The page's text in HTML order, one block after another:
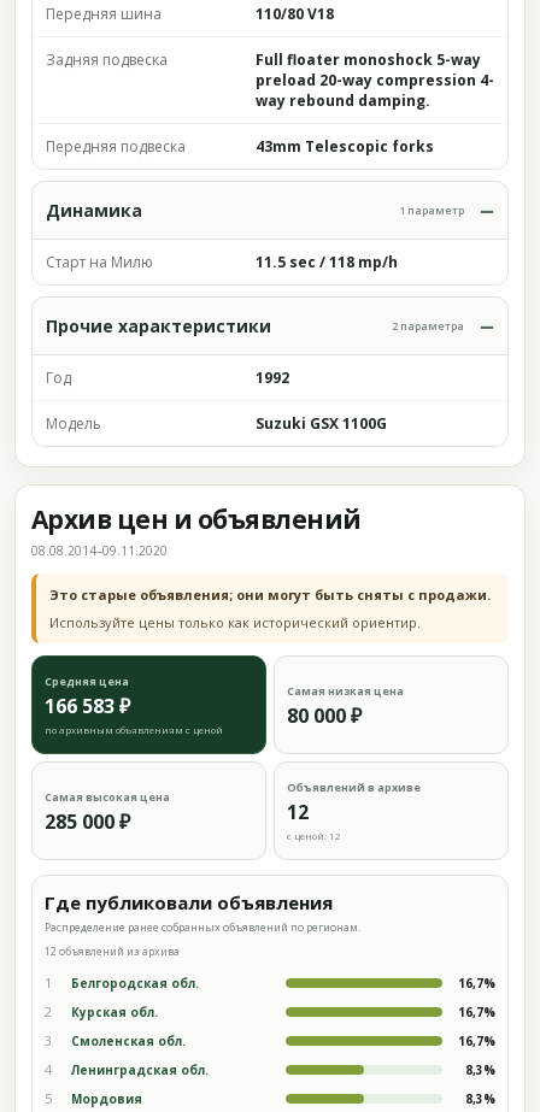
Передняя шина 110/80 V18
Задняя подвеска
Full floater monoshock 5-way
preload 20-way compression 4-
way rebound damping.
Передняя подвеска 43mm Telescopic forks
Динамика 1 параметр
Старт на Милю 11.5 sec / 118 mp/h
Прочие характеристики 2 параметра
Год 1992
Модель Suzuki GSX 1100G
Архив цен и объявлений
08.08.2014–09.11.2020
Это старые объявления; они могут быть сняты с продажи.
Используйте цены только как исторический ориентир.
Средняя цена
166 583 ₽
по архивным объявлениям с ценой
Самая низкая цена
80 000 ₽
Самая высокая цена
285 000 ₽
Объявлений в архиве
12
с ценой: 12
Где публиковали объявления
Распределение ранее собранных объявлений по регионам.
12 объявлений из архива
1 Белгородская обл. 16,7%
2 Курская обл. 16,7%
3 Смоленская обл. 16,7%
4 Ленинградская обл. 8,3%
5 Мордовия 8,3%